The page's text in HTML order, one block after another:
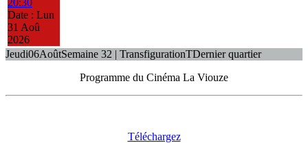
Date : Lun
31 Aoû
2026
Jeudi06AoûtSemaine 32 | TransfigurationTDernier quartier
Programme du Cinéma La Viouze
Téléchargez